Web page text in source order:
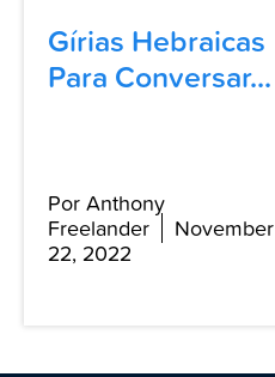
Gírias Hebraicas
Para Conversar...
Por Anthony
Freelander
November
22, 2022